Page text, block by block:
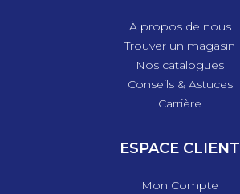
À propos de nous
Trouver un magasin
Nos catalogues
Conseils & Astuces
Carrière
ESPACE CLIENT
Mon Compte